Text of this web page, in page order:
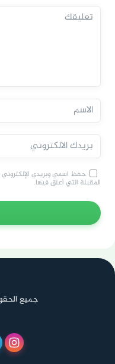
حفظ اسمي وبريدي
المقبلة التي أعلق فيها.
جميع